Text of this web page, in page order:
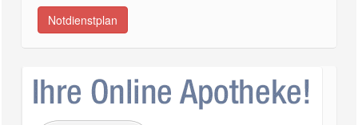
Notdienstplan